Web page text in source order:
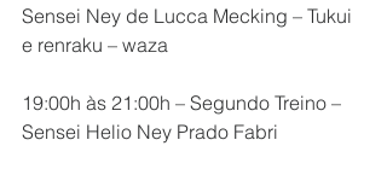
Sensei Ney de Lucca Mecking – Tukui
e renraku – waza
19:00h às 21:00h – Segundo Treino –
Sensei Helio Ney Prado Fabri